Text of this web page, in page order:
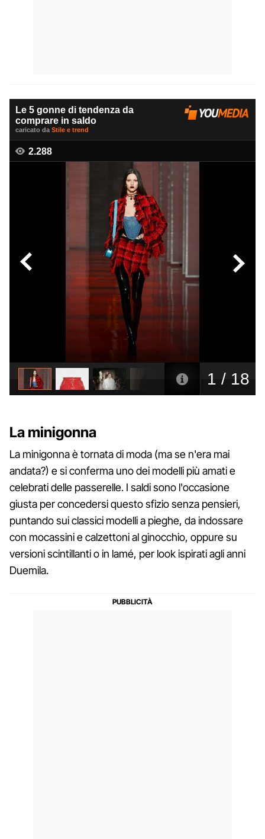
La minigonna
La minigonna è tornata di moda (ma se n'era mai
andata?) e si conferma uno dei modelli più amati e
celebrati delle passerelle. I saldi sono l'occasione
giusta per concedersi questo sfizio senza pensieri,
puntando sui classici modelli a pieghe, da indossare
con mocassini e calzettoni al ginocchio, oppure su
versioni scintillanti o in lamé, per look ispirati agli anni
Duemila.